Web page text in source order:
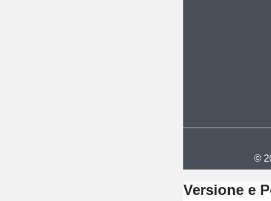
©
Versione e